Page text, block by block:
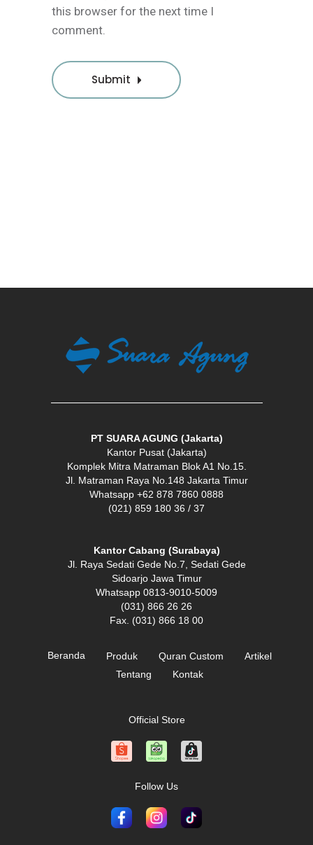
this browser for the next time I
comment.
Submit
PT SUARA AGUNG (Jakarta)
Kantor Pusat (Jakarta)
Komplek Mitra Matraman Blok A1 No.15.
Jl. Matraman Raya No.148 Jakarta Timur
Whatsapp +62 878 7860 0888
(021) 859 180 36 / 37
Kantor Cabang (Surabaya)
Jl. Raya Sedati Gede No.7, Sedati Gede
Sidoarjo Jawa Timur
Whatsapp 0813-9010-5009
(031) 866 26 26
Fax. (031) 866 18 00
Beranda Produk Quran Custom
Artikel
Tentang
Kontak
Official Store
Follow Us